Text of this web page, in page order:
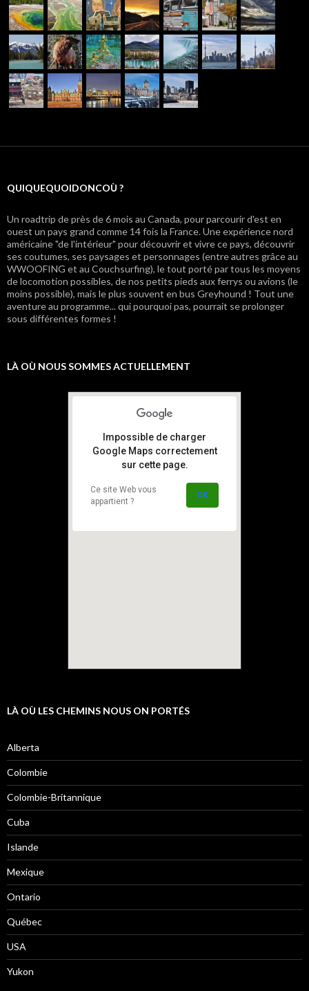
QUIQUEQUOIDONCOÙ ?
Un roadtrip de près de 6 mois au Canada, pour parcourir d'est en
ouest un pays grand comme 14 fois la France. Une expérience nord
américaine "de l'intérieur" pour découvrir et vivre ce pays, découvrir
ses coutumes, ses paysages et personnages (entre autres grâce au
WWOOFING et au Couchsurfing), le tout porté par tous les moyens
de locomotion possibles, de nos petits pieds aux ferrys ou avions (le
moins possible), mais le plus souvent en bus Greyhound ! Tout une
aventure au programme... qui pourquoi pas, pourrait se prolonger
sous différentes formes !
LÀ OÙ NOUS SOMMES ACTUELLEMENT
Impossible de charger
Google Maps correctement
sur cette page.
Ce site Web vous
appartient ?
OK
LÀ OÙ LES CHEMINS NOUS ON PORTÉS
Alberta
Colombie
Colombie-Britannique
Cuba
Islande
Mexique
Ontario
Québec
USA
Yukon